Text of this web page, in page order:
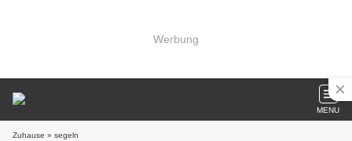
Werbung
MENU
Zuhause » segeln